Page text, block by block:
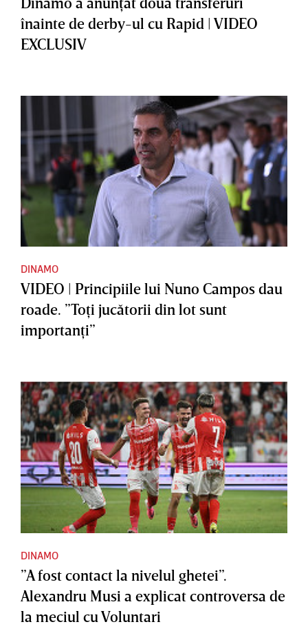
înainte de derby-ul cu Rapid | VIDEO
EXCLUSIV
DINAMO
VIDEO | Principiile lui Nuno Campos dau
roade. ”Toţi jucătorii din lot sunt
importanţi”
DINAMO
”A fost contact la nivelul ghetei”.
Alexandru Musi a explicat controversa de
la meciul cu Voluntari